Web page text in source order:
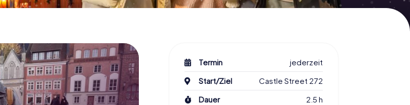
Termin
jederzeit
Start/Ziel
Castle Street 272
Dauer
2.5 h